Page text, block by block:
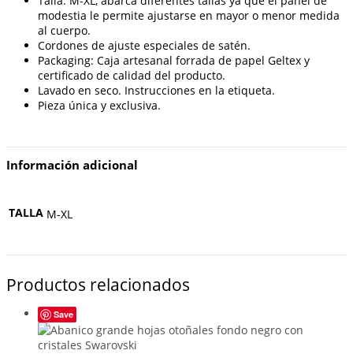
modestia le permite ajustarse en mayor o menor medida
al cuerpo.
Cordones de ajuste especiales de satén.
Packaging: Caja artesanal forrada de papel Geltex y
certificado de calidad del producto.
Lavado en seco. Instrucciones en la etiqueta.
Pieza única y exclusiva.
Información adicional
TALLA M-XL
Productos relacionados
Save